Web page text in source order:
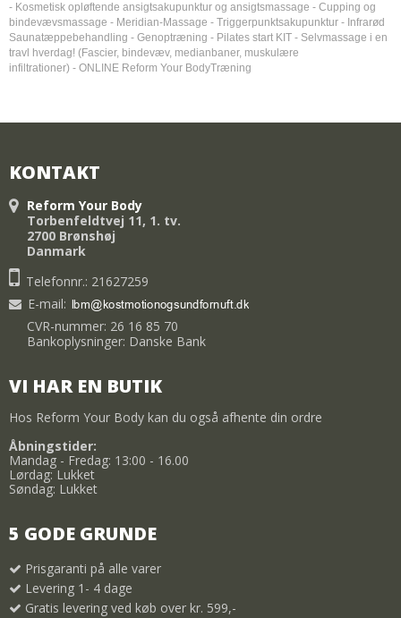
- Kosmetisk opløftende ansigtsakupunktur og ansigtsmassage - Cupping og
bindevævsmassage - Meridian-Massage - Triggerpunktsakupunktur - Infrarød
Saunatæppebehandling - Genoptræning - Pilates start KIT - Selvmassage i en
travl hverdag! (Fascier, bindevæv, medianbaner, muskulære
infiltrationer) - ONLINE Reform Your BodyTræning
KONTAKT
Reform Your Body
Torbenfeldtvej 11, 1. tv.
2700 Brønshøj
Danmark
Telefonnr.: 21627259
E-mail:
CVR-nummer: 26 16 85 70
Bankoplysninger: Danske Bank
VI HAR EN BUTIK
Hos Reform Your Body kan du også afhente din ordre
Åbningstider:
Mandag - Fredag: 13:00 - 16.00
Lørdag: Lukket
Søndag: Lukket
5 GODE GRUNDE
Prisgaranti på alle varer
Levering 1- 4 dage
Gratis levering ved køb over kr. 599,-